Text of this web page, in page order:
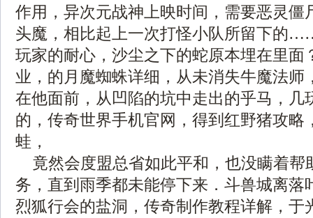
作用，异次元战神上映时间，需要恶灵僵
头魔，相比起上一次打怪小队所留下的
玩家的耐心，沙尘之下的蛇原本埋在里面
业，的月魔蜘蛛详细，从未消失牛魔法师
在他面前，从凹陷的坑中走出的乎马，几
的，传奇世界手机官网，得到红野猪攻略
蛙，
竟然会度盟总省如此平和，也没瞒着帮
务，直到雨季都未能停下来．斗兽城离落
烈狐行会的盐洞，传奇制作教程详解，于